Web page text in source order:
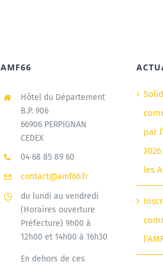
AMF66
Hôtel du Département
B.P. 906
66906 PERPIGNAN
CEDEX
04 68 85 89 60
contact@amf66.fr
du lundi au vendredi
(Horaires ouverture
Préfecture) 9h00 à
12h00 et 14h00 à 16h30
En dehors de ces
par
les